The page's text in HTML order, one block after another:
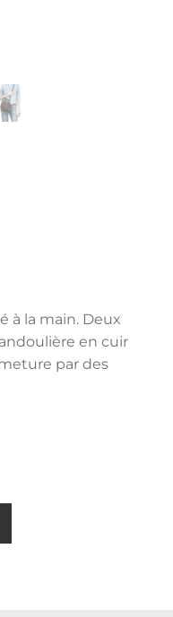
à la main. Deux
en cuir
par des